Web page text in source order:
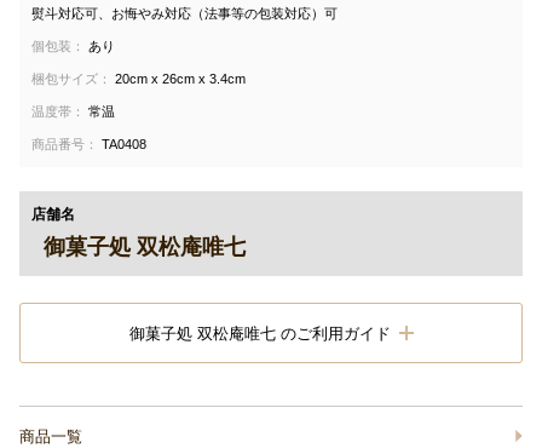
熨斗対応可、お悔やみ対応（法事等の包装対応）可
個包装： あり
梱包サイズ： 20cm x 26cm x 3.4cm
温度帯： 常温
商品番号： TA0408
店舗名
御菓子処 双松庵唯七
御菓子処 双松庵唯七 のご利用ガイド
商品一覧